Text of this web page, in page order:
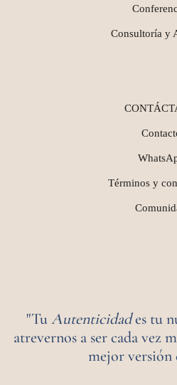
Consultoría y
Términos y
"TuAutenticidades tu
atrevernos a ser cada vez
mejor versión